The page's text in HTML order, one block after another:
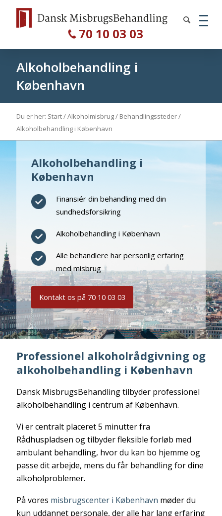
70 10 03 03
Alkoholbehandling i
København
Du er her: Start/Alkoholmisbrug/ Behandlingssteder/
Alkoholbehandling i København
Alkoholbehandling i
København
Finansiér din behandling med din
sundhedsforsikring
Alkoholbehandling i København
Alle behandlere har personlig erfaring
med misbrug
Kontakt os på 70 10 03 03
Professionel alkoholrådgivning og
alkoholbehandling i København
Dansk MisbrugsBehandling tilbyder professionel
alkoholbehandling i centrum af København.
Vi er centralt placeret 5 minutter fra
Rådhuspladsen og tilbyder fleksible forløb med
ambulant behandling, hvor du kan bo hjemme og
passe dit arbejde, mens du får behandling for dine
alkoholproblemer.
På vores misbrugscenter i København møder du
kun uddannet personale, der alle har lang erfaring